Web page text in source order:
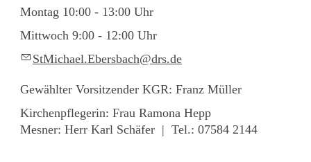
Montag 10:00 - 13:00 Uhr
Mittwoch 9:00 - 12:00 Uhr
StM ch l Eb rsb ch drs d
Gewählter Vorsitzender KGR: Franz Müller
Kirchenpflegerin: Frau Ramona Hepp
Mesner: Herr Karl Schäfer | Tel.: 07584 2144